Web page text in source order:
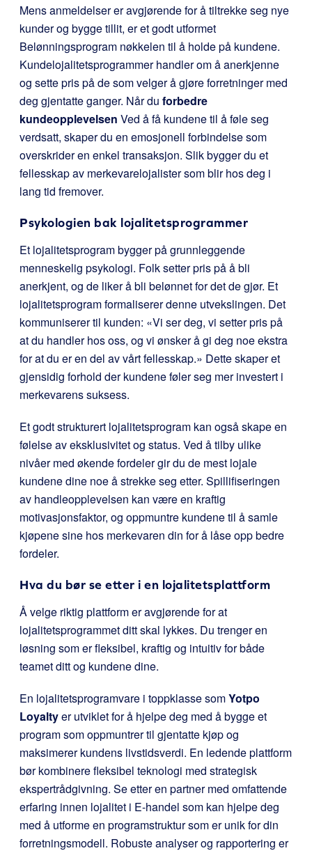
Mens anmeldelser er avgjørende for å tiltrekke seg nye
kunder og bygge tillit, er et godt utformet
Belønningsprogram nøkkelen til å holde på kundene.
Kundelojalitetsprogrammer handler om å anerkjenne
og sette pris på de som velger å gjøre forretninger med
deg gjentatte ganger. Når du forbedre
kundeopplevelsen Ved å få kundene til å føle seg
verdsatt, skaper du en emosjonell forbindelse som
overskrider en enkel transaksjon. Slik bygger du et
fellesskap av merkevarelojalister som blir hos deg i
lang tid fremover.
Psykologien bak lojalitetsprogrammer
Et lojalitetsprogram bygger på grunnleggende
menneskelig psykologi. Folk setter pris på å bli
anerkjent, og de liker å bli belønnet for det de gjør. Et
lojalitetsprogram formaliserer denne utvekslingen. Det
kommuniserer til kunden: «Vi ser deg, vi setter pris på
at du handler hos oss, og vi ønsker å gi deg noe ekstra
for at du er en del av vårt fellesskap.» Dette skaper et
gjensidig forhold der kundene føler seg mer investert i
merkevarens suksess.
Et godt strukturert lojalitetsprogram kan også skape en
følelse av eksklusivitet og status. Ved å tilby ulike
nivåer med økende fordeler gir du de mest lojale
kundene dine noe å strekke seg etter. Spillifiseringen
av handleopplevelsen kan være en kraftig
motivasjonsfaktor, og oppmuntre kundene til å samle
kjøpene sine hos merkevaren din for å låse opp bedre
fordeler.
Hva du bør se etter i en lojalitetsplattform
Å velge riktig plattform er avgjørende for at
lojalitetsprogrammet ditt skal lykkes. Du trenger en
løsning som er fleksibel, kraftig og intuitiv for både
teamet ditt og kundene dine.
En lojalitetsprogramvare i toppklasse somYotpo
Loyaltyer utviklet for å hjelpe deg med å bygge et
program som oppmuntrer til gjentatte kjøp og
maksimerer kundens livstidsverdi. En ledende plattform
bør kombinere fleksibel teknologi med strategisk
ekspertrådgivning. Se etter en partner med omfattende
erfaring innen lojalitet i E-handel som kan hjelpe deg
med å utforme en programstruktur som er unik for din
forretningsmodell. Robuste analyser og rapportering er